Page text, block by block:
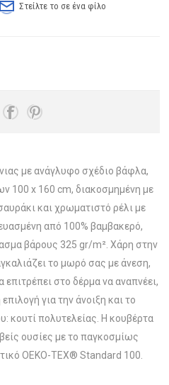
Στείλτε το σε ένα φίλο
με ανάγλυφο σχέδιο βάφλα,
100 x 160 cm, διακοσμημένη με
και χρωματιστό ρέλι με
από 100% βαμβακερό,
βάρους 325 gr/m². Χάρη στην
το μωρό σας με άνεση,
στο δέρμα να αναπνέει,
για την άνοιξη και το
κουτί πολυτελείας. Η κουβέρτα
ουσίες με το παγκοσμίως
OEKO-TEX® Standard 100.